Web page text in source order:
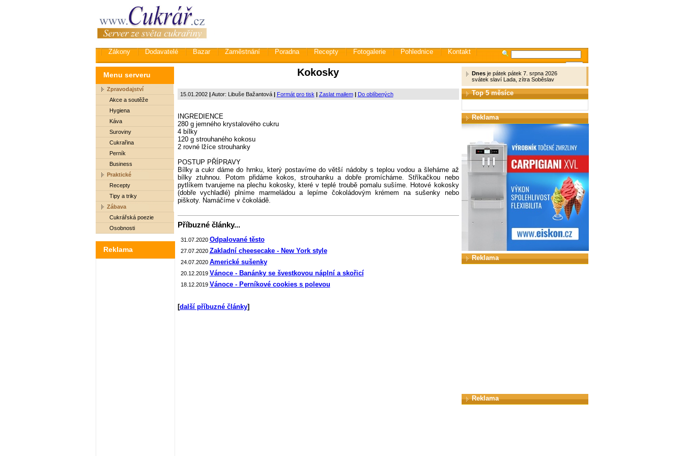
Zákony Dodavatelé Bazar Zaměstnání Poradna Recepty Fotogalerie Pohlednice Kontakt
Menu serveru
Zpravodajství
Akce a soutěže
Hygiena
Káva
Suroviny
Cukrařina
Perník
Business
Praktické
Recepty
Tipy a triky
Zábava
Cukrářská poezie
Osobnosti
Reklama
Kokosky
15.01.2002 |Autor: Libuše Bažantová | Formát pro tisk | Zaslat mailem | Do oblíbených
INGREDIENCE
280 g jemného krystalového cukru
4 bílky
120 g strouhaného kokosu
2 rovné lžíce strouhanky
POSTUP PŘÍPRAVY
Bílky a cukr dáme do hrnku, který postavíme do větší nádoby s teplou vodou a šleháme až
bílky ztuhnou. Potom přidáme kokos, strouhanku a dobře promícháme. Stříkačkou nebo
pytlíkem tvarujeme na plechu kokosky, které v teplé troubě pomalu sušíme. Hotové kokosky
(dobře vychladlé) plníme marmeládou a lepíme čokoládovým krémem na sušenky nebo
piškoty. Namáčíme v čokoládě.
Příbuzné články...
31.07.2020 Odpalované těsto
27.07.2020 Zakladní cheesecake - New York style
24.07.2020 Americké sušenky
20.12.2019 Vánoce - Banánky se švestkovou náplní a skořicí
18.12.2019 Vánoce - Perníkové cookies s polevou
[další příbuzné články]
Dnesje pátek pátek 7. srpna 2026
svátek slaví Lada, zítra Soběslav
Top 5 měsíce
Reklama
Reklama
Reklama